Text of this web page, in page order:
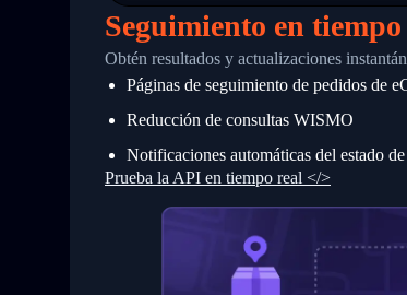
25
26
27
28
29
31
32
34
          {
"Date": "2017-03-
"Details":
          }
      }
    ]
}
Seguimiento en
Obtén resultados y actualizaciones
Páginas de seguimiento de pedidos de
Reducción de consultas WISMO
Notificaciones automáticas del estado de
Prueba la API en tiempo real </>